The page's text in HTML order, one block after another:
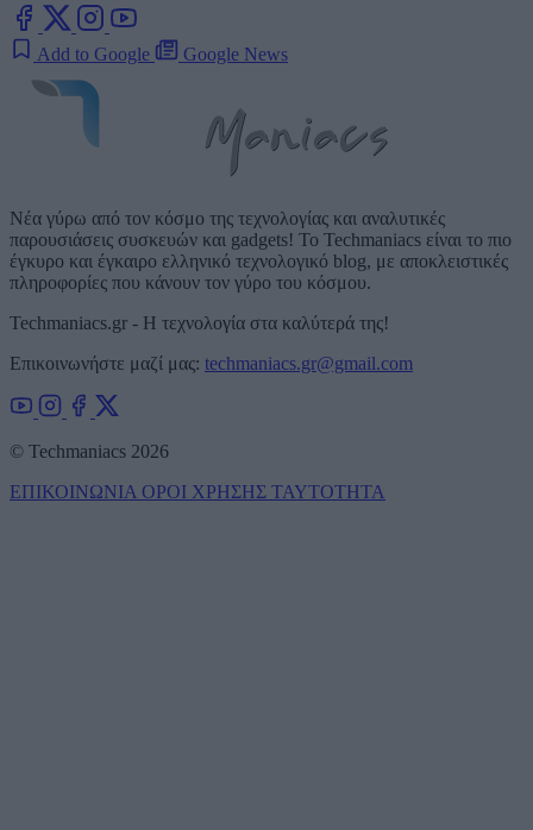
Add to Google Google News
Νέα γύρω από τον κόσμο της τεχνολογίας και αναλυτικές
παρουσιάσεις συσκευών και gadgets! Το Techmaniacs είναι το πιο
έγκυρο και έγκαιρο ελληνικό τεχνολογικό blog, με αποκλειστικές
πληροφορίες που κάνουν τον γύρο του κόσμου.
Techmaniacs.gr - Η τεχνολογία στα καλύτερά της!
Επικοινωνήστε μαζί μας: techmaniacs.gr@gmail.com
© Techmaniacs 2026
ΕΠΙΚΟΙΝΩΝΙΑ ΟΡΟΙ ΧΡΗΣΗΣ ΤΑΥΤΟΤΗΤΑ